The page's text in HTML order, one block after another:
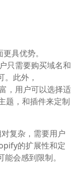
具优势。
只需要购买域名和
此外，
，用户可以选择适
题，和插件来定制
复杂，需要用户
的扩展性和定
会感到限制。